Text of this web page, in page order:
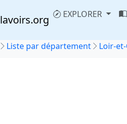
lavoirs.org EXPLORER
Accueil
Liste par département Loir-